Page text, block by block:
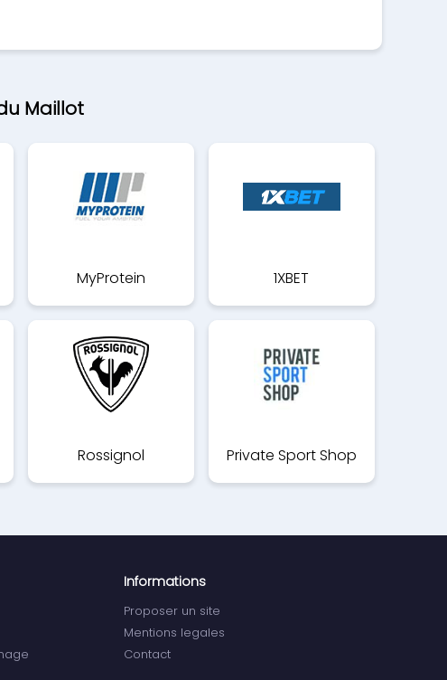
Maillot
MyProtein 1XBET
Rossignol Private Sport Shop
Informations
Proposer un site
Mentions legales
Contact